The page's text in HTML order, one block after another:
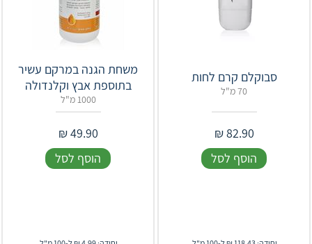
סבוקלם קרם לחות
70 מ"ל
82.90
₪
הוסף לסל
משחת הגנה במרקם עשיר
בתוספת אבץ וקלנדולה
1000 מ"ל
49.90
₪
הוסף לסל